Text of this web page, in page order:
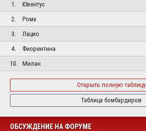
1.
Ювентус
2.
Рома
3.
Лацио
4.
Фиорентина
10.
Милан
Открыть полную таблицу
Таблица бомбардиров
ОБСУЖДЕНИЕ НА ФОРУМЕ